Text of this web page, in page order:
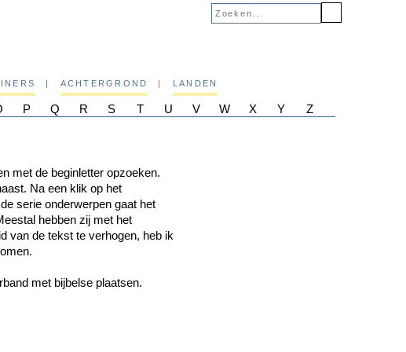
| ACHTERGROND | LANDEN
P Q R S T U V W X Y Z
met de beginletter opzoeken.
Na een klik op het
serie onderwerpen gaat het
hebben zij met het
van de tekst te verhogen, heb ik
met bijbelse plaatsen.